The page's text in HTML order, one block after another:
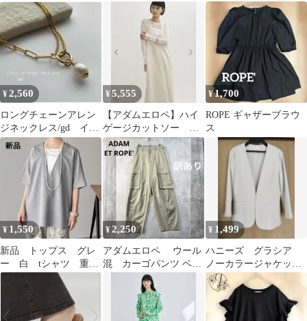
ルオーバーカットソ
ー ネイビー
ス 13,800円新品
¥2,560
ロングチェーンアレン
ジネックレス/gd イエ
ナ アダムエロぺ ROKU
お好きに
¥5,555
【アダムエロペ】ハイ
ゲージカットソー ワ
ンピース
¥1,700
ROPE ギャザーブラウ
ス
¥ 1,550
新品 トップス グレ
ー 白 tシャツ 重ね
着風 レイヤード カ
ットソー L
¥2,250
アダムエロペ ウール
混 カーゴパンツ ベー
ジュ 36 Sサイズ相当
¥ 1,499
ハニーズ グラシア
ノーカラージャケッ
ト ビジネス フォー
マル